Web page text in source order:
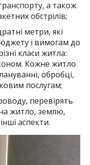
а також
обстрілів;
метри, які
і вимогам до
класи житла:
Кожне житло
обробці,
послугам;
перевірять
на житло, землю,
аспекти.